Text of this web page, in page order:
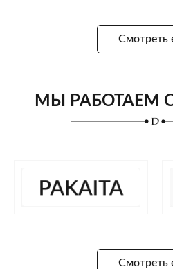
Смотреть
МЫ РАБОТАЕМ
Смотреть